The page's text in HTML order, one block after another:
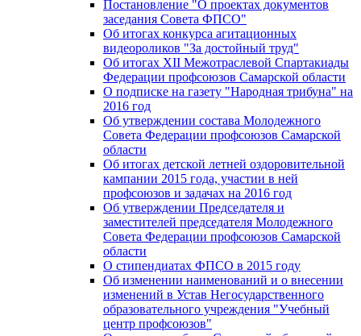
Постановление "О проектах документов
заседания Совета ФПСО"
Об итогах конкурса агитационных
видеороликов "За достойный труд"
Об итогах XII Межотраслевой Спартакиады
Федерации профсоюзов Самарской области
О подписке на газету "Народная трибуна" на
2016 год
Об утверждении состава Молодежного
Совета Федерации профсоюзов Самарской
области
Об итогах детской летней оздоровительной
кампании 2015 года, участии в ней
профсоюзов и задачах на 2016 год
Об утверждении Председателя и
заместителей председателя Молодежного
Совета Федерации профсоюзов Самарской
области
О стипендиатах ФПСО в 2015 году
Об изменении наименований и о внесении
изменений в Устав Негосударственного
образовательного учреждения "Учебный
центр профсоюзов"